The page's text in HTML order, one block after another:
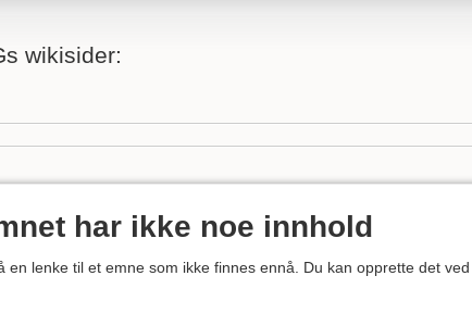
wikisider:
har ikke noe innhold
en lenke til et emne som ikke finnes ennå. Du kan opprette det